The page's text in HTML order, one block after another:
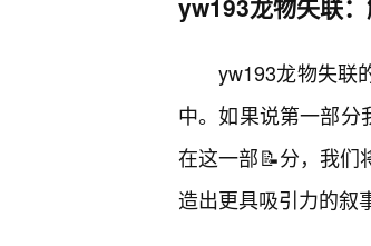
yw193龙物失联
yw193龙物失联
中。如果说第一部分
在这一部📝分，我们
造出更具吸引力的叙